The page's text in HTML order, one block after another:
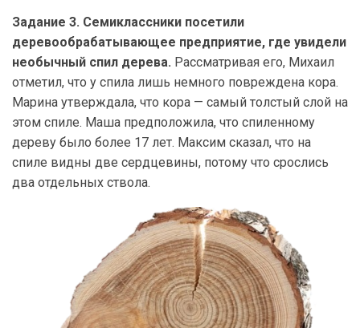
Задание 3. Семиклассники посетили
деревообрабатывающее предприятие, где увидели
необычный спил дерева. Рассматривая его, Михаил
отметил, что у спила лишь немного повреждена кора.
Марина утверждала, что кора — самый толстый слой на
этом спиле. Маша предположила, что спиленному
дереву было более 17 лет. Максим сказал, что на
спиле видны две сердцевины, потому что срослись
два отдельных ствола.